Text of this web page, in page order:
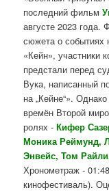
последний фильм
августе 2023 года.
сюжета о событиях
«Кейн», участники
предстали перед
Вука, написанный
на „Кейне“».
времён Второй
ролях -Кифер
МоникаРеймунд,
Энвейс,Том Райли
Хронометраж -
кинофестиваль).